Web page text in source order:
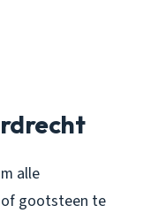
alle
of gootsteen te